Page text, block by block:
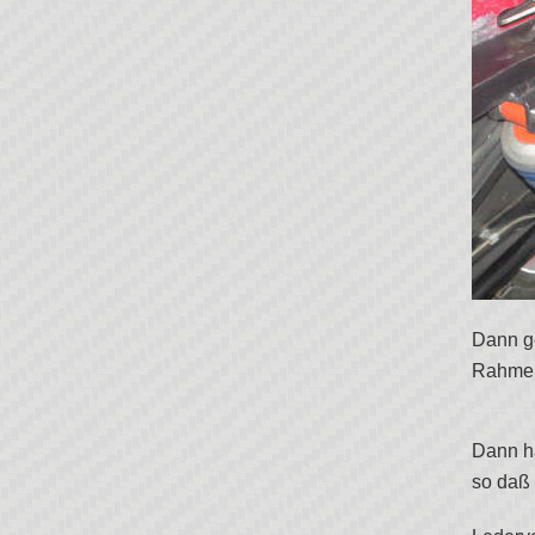
Dann
Dann
so daß